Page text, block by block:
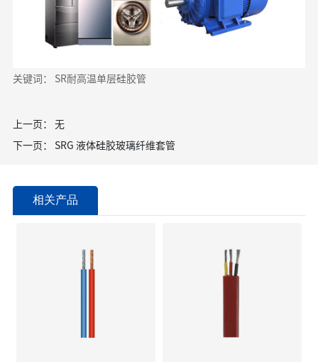
关键词： SR耐高温单层硅胶管
上一页： 无
下一页： SRG 液体硅胶玻璃纤维套管
相关产品